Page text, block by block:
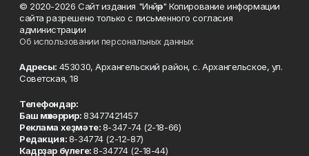
© 2020-2026 Сайт издания "Инйәр" Копирование информации
сайта разрешено только с письменного согласия
администрации
Об использовании персональных данных
Адресы: 453030, Архангельский район, с. Архангельское, ул.
Советская, 18
Телефондар:
Баш мөхәррир:83477421457
Реклама хеҙмәте:8-347-74 (2-18-66)
Редакция:8-34774 (2-12-87)
Кадрҙар бүлеге:8-34774 (2-18-44)